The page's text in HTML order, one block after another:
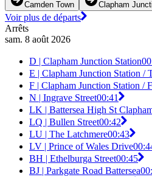
Camden Town Clapham
Voir plus de départs
Arrêts
sam. 8 août 2026
D | Clapham Junction Station
E | Clapham Junction Station /
F | Clapham Junction Station /
N | Ingrave Street00:41
LK | Battersea High St
LQ | Bullen Street00:42
LU | The Latchmere00:43
LV | Prince of Wales Drive
BH | Ethelburga Street00:45
BJ | Parkgate Road Battersea